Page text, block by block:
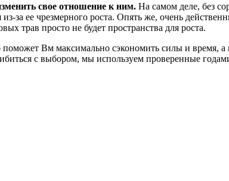
свое отношение к ним. На самом деле, без
за ее чрезмерного роста. Опять же, очень
трав просто не будет пространства для роста.
поможет Вм максимально сэкономить силы и время,
с выбором, мы используем проверенные